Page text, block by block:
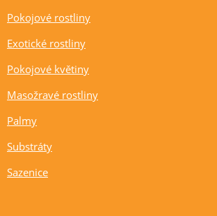
Pokojové rostliny
Exotické rostliny
Pokojové květiny
Masožravé rostliny
Palmy
Substráty
Sazenice